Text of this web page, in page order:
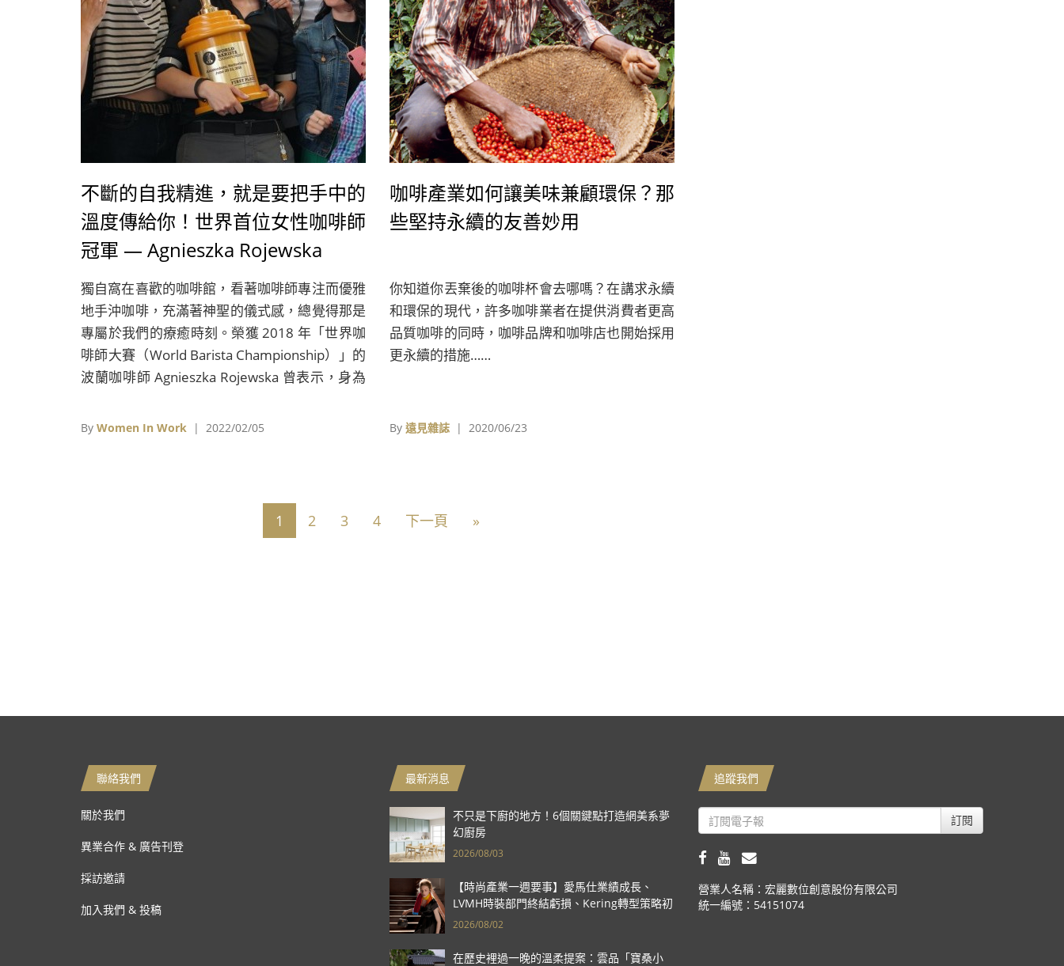
不斷的自我精進，就是要把手中的
溫度傳給你！世界首位女性咖啡師
冠軍 — Agnieszka Rojewska
獨自窩在喜歡的咖啡館，看著咖啡師專注而優雅
地手沖咖啡，充滿著神聖的儀式感，總覺得那是
專屬於我們的療癒時刻。榮獲 2018 年「世界咖
啡師大賽（World Barista Championship）」的
波蘭咖啡師 Agnieszka Rojewska 曾表示，身為
重要的溝通橋樑，而她不僅對工作敬業，同時也
By Women In Work | 2022/02/05
咖啡產業如何讓美味兼顧環保？那
些堅持永續的友善妙用
你知道你丟棄後的咖啡杯會去哪嗎？在講求永續
和環保的現代，許多咖啡業者在提供消費者更高
品質咖啡的同時，咖啡品牌和咖啡店也開始採用
更永續的措施……
By 遠見雜誌 | 2020/06/23
1 2 3 4 下一頁 »
聯絡我們
關於我們
異業合作 & 廣告刊登
採訪邀請
加入我們 & 投稿
最新消息
不只是下廚的地方！6個關鍵點打造網美系夢
幻廚房
2026/08/03
【時尚產業一週要事】愛馬仕業績成長、
LVMH時裝部門終結虧損、Kering轉型策略初
現成效、Prada集團財報亮眼
2026/08/02
在歷史裡過一晚的溫柔提案：雲品「寶桑小
追蹤我們
訂閱
營業人名稱：宏麗數位創意股份有限公司
統一編號：54151074